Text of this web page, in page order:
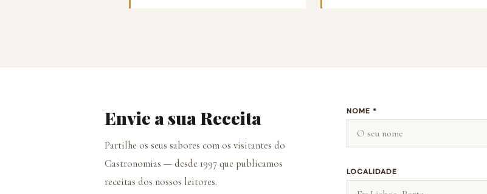
Envie a sua Receita
Partilhe os seus sabores com os visitantes do
Gastronomias — desde 1997 que publicamos
receitas dos nossos leitores.
NOME *
LOCALIDADE